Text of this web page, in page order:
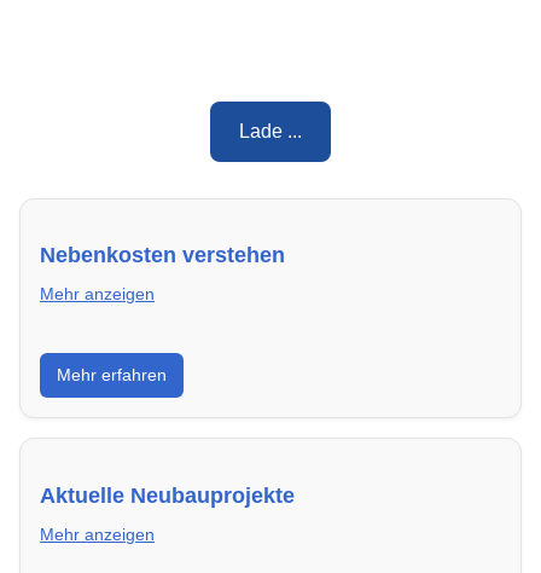
Lade ...
Nebenkosten verstehen
Mehr anzeigen
Erfahre, welche Nebenkosten rechtmäßig sind und
wie du deine monatliche Belastung optimieren
kannst.
Mehr erfahren
Aktuelle Neubauprojekte
Mehr anzeigen